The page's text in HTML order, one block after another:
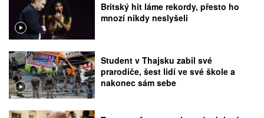
Britský hit láme rekordy, přesto ho
mnozí nikdy neslyšeli
Student v Thajsku zabil své
prarodiče, šest lidí ve své škole a
nakonec sám sebe